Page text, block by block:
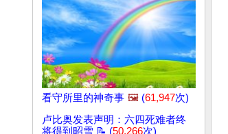
看守所里的神奇事 🖼️ (61,947次)
卢比奥发表声明：六四死难者终
将得到昭雪 📝 (50,266次)